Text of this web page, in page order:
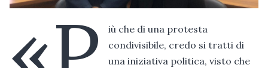
iù che di una protesta
condivisibile, credo si tratti di
una iniziativa politica, visto che